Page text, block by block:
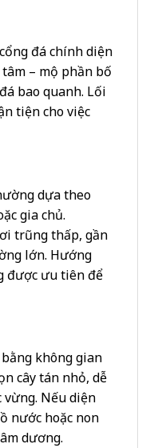
đá chính diện
– mộ phần bố
bao quanh. Lối
tiện cho việc
dựa theo
gia chủ.
trũng thấp, gần
lớn. Hướng
được ưu tiên để
không gian
cây tán nhỏ, dễ
vừng. Nếu diện
nước hoặc non
dương.